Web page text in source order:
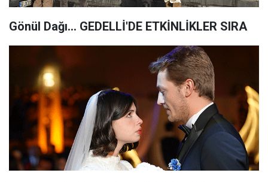
Gönül Dağı... GEDELLİ'DE ETKİNLİKLER SIRA